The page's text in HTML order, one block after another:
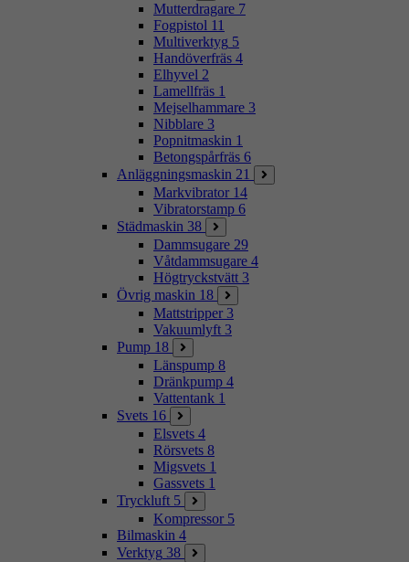
Mutterdragare 7
Fogpistol 11
Multiverktyg 5
Handöverfräs 4
Elhyvel 2
Lamellfräs 1
Mejselhammare 3
Nibblare 3
Popnitmaskin 1
Betongspårfräs 6
Anläggningsmaskin 21
Markvibrator 14
Vibratorstamp 6
Städmaskin 38
Dammsugare 29
Våtdammsugare 4
Högtryckstvätt 3
Övrig maskin 18
Mattstripper 3
Vakuumlyft 3
Pump 18
Länspump 8
Dränkpump 4
Vattentank 1
Svets 16
Elsvets 4
Rörsvets 8
Migsvets 1
Gassvets 1
Tryckluft 5
Kompressor 5
Bilmaskin 4
Verktyg 38